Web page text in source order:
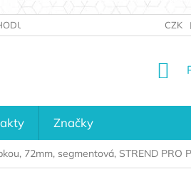
CZK
Značky
72mm, segmentová, STREND PRO